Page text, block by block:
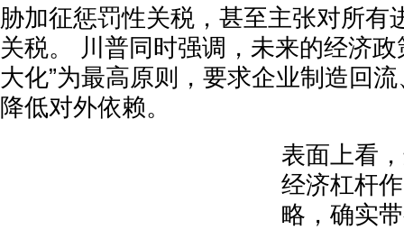
胁加征惩罚性关税，甚至主张对所有
关税。 川普同时强调，未来的经济政
大化”为最高原则，要求企业制造回
降低对外依赖。
表面上看
经济杠杆
略，确实